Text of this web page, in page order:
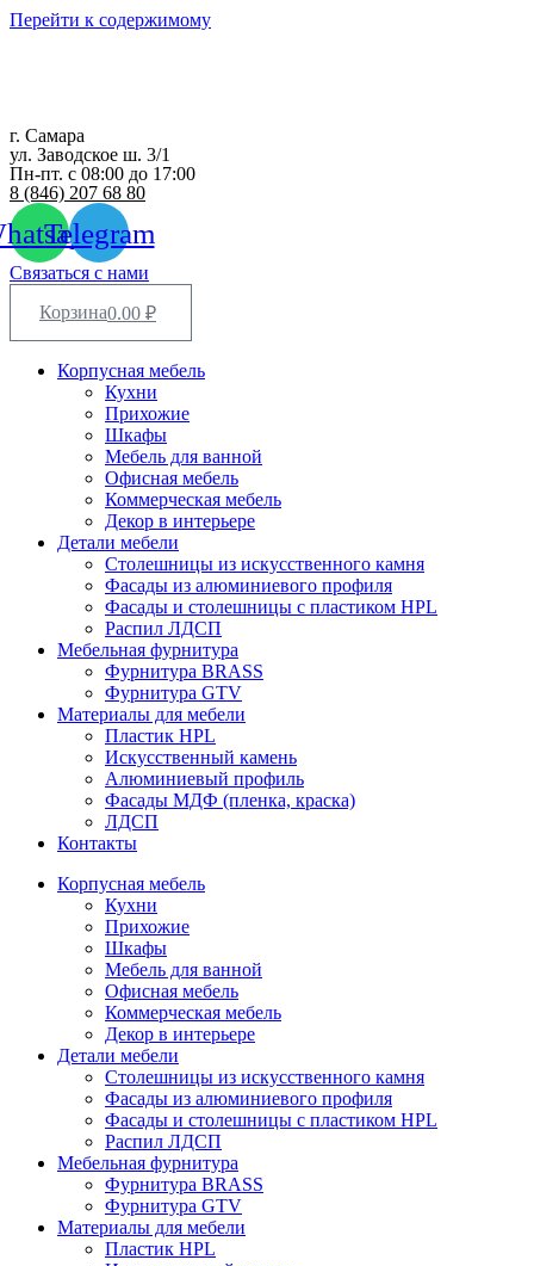
Перейти к содержимому
г. Самара
ул. Заводское ш. 3/1
Пн-пт. с 08:00 до 17:00
8 (846) 207 68 80
Telegram
Связаться с нами
0.00 ₽
Корзина
Корпусная мебель
Кухни
Прихожие
Шкафы
Мебель для ванной
Офисная мебель
Коммерческая мебель
Декор в интерьере
Детали мебели
Столешницы из искусственного камня
Фасады из алюминиевого профиля
Фасады и столешницы с пластиком HPL
Распил ЛДСП
Мебельная фурнитура
Фурнитура BRASS
Фурнитура GTV
Материалы для мебели
Пластик HPL
Искусственный камень
Алюминиевый профиль
Фасады МДФ (пленка, краска)
ЛДСП
Контакты
Корпусная мебель
Кухни
Прихожие
Шкафы
Мебель для ванной
Офисная мебель
Коммерческая мебель
Декор в интерьере
Детали мебели
Столешницы из искусственного камня
Фасады из алюминиевого профиля
Фасады и столешницы с пластиком HPL
Распил ЛДСП
Мебельная фурнитура
Фурнитура BRASS
Фурнитура GTV
Материалы для мебели
Пластик HPL